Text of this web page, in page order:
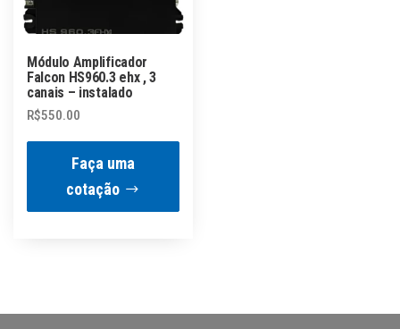
Módulo Amplificador
Falcon HS960.3 ehx , 3
canais – instalado
R$550.00
Faça uma
cotação